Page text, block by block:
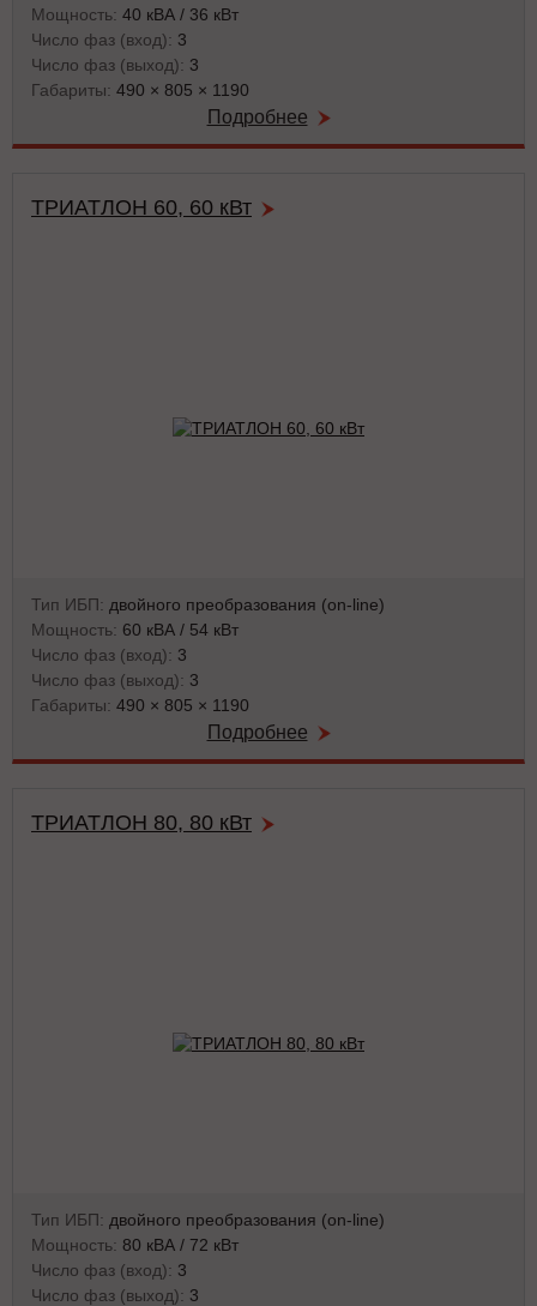
Мощность: 40 кВА / 36 кВт
Число фаз (вход): 3
Число фаз (выход): 3
Габариты: 490 × 805 × 1190
Подробнее
ТРИАТЛОН 60, 60 кВт
Тип ИБП: двойного преобразования (on-line)
Мощность: 60 кВА / 54 кВт
Число фаз (вход): 3
Число фаз (выход): 3
Габариты: 490 × 805 × 1190
Подробнее
ТРИАТЛОН 80, 80 кВт
Тип ИБП: двойного преобразования (on-line)
Мощность: 80 кВА / 72 кВт
Число фаз (вход): 3
Число фаз (выход): 3